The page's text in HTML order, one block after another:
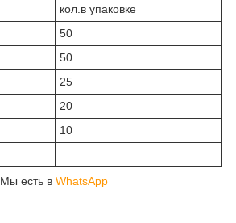
кол.в упаковке
50
50
25
20
10
Мы есть в WhatsApp